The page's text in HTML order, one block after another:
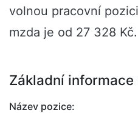
volnou pracovní
mzda je od 27 328 Kč.
Základní
Název pozice: